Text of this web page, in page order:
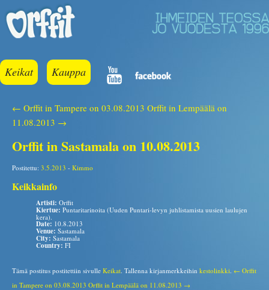
Keikat Kauppa
← Orffit in Tampere on 03.08.2013 Orffit in Lempäälä on
11.08.2013 →
Orffit in Sastamala on 10.08.2013
Postitettu: 3.5.2013 - Kimmo
Keikkainfo
Artisti: Orffit
Kiertue: Puntaritarinoita (Uuden Puntari-levyn juhlistamista uusien laulujen
kera).
Date: 10.8.2013
Venue: Sastamala
City: Sastamala
Country: FI
Tämä postitus postitettiin sivulle Keikat . Tallenna kirjanmerkkeihin kestolinkki ← Orffit
in Tampere on 03.08.2013 Orffit in Lempäälä on 11.08.2013 →